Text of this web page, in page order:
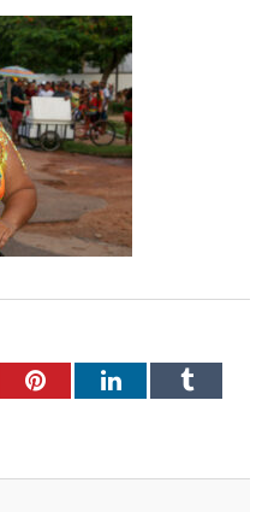
PinterestLinkedInTumblr